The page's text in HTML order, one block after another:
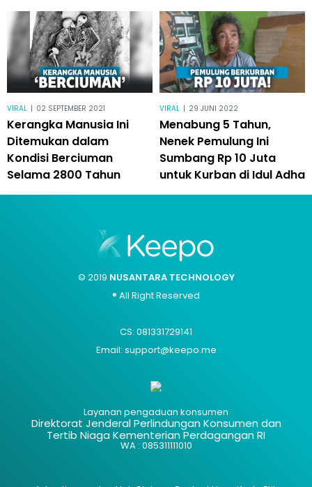
VIRAL | 02 SEPTEMBER 2021
Kerangka Manusia Ini
Ditemukan dalam
Kondisi Berciuman
Selama 2800 Tahun
VIRAL | 29 JUNI 2022
Menabung 5 Tahun,
Nenek Pemulung Ini
Sumbang Rp 10 Juta
untuk Kurban di Idul Adha
© 2019 NUSANTARA TECHNOLOGY
® All Right Reserved
CS: 081331729141
Email: support@keepo.me
Layanan pengaduan konsumen
Direktorat Jenderal Perlindungan Konsumen dan
Tertib Niaga Kementerian Perdagangan RI
WA : 085311111010